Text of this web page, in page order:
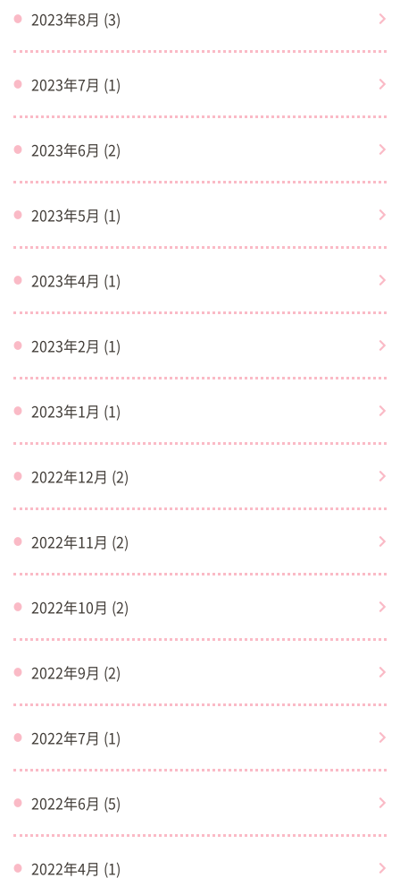
2023年8月 (3)
2023年7月 (1)
2023年6月 (2)
2023年5月 (1)
2023年4月 (1)
2023年2月 (1)
2023年1月 (1)
2022年12月 (2)
2022年11月 (2)
2022年10月 (2)
2022年9月 (2)
2022年7月 (1)
2022年6月 (5)
2022年4月 (1)